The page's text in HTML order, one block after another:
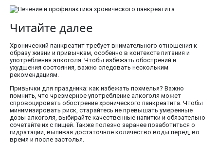
Читайте далее
Хронический панкреатит требует внимательного отношения к
образу жизни и привычкам, особенно в контексте питания и
употребления алкоголя. Чтобы избежать обострений и
ухудшения состояния, важно следовать нескольким
рекомендациям.
Привычки для праздника: как избежать похмелья? Важно
помнить, что чрезмерное употребление алкоголя может
спровоцировать обострение хронического панкреатита. Чтобы
минимизировать риск, старайтесь не превышать умеренные
дозы алкоголя, выбирайте качественные напитки и обязательно
сочетайте их с пищей. Также полезно заранее позаботиться о
гидратации, выпивая достаточное количество воды перед, во
время и после застолья.